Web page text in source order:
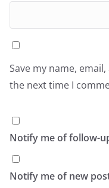
Save my name,
the next time I
Notify me of follow-
Notify me of new